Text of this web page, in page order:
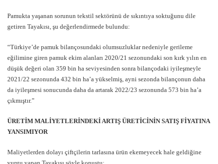
Pamukta yaşanan sorunun tekstil sektörünü de sıkıntıya soktuğunu dile
getiren Tayakısı, şu değerlendirmede bulundu:
“Türkiye’de pamuk bilançosundaki olumsuzluklar nedeniyle gerileme
eğilimine giren pamuk ekim alanları 2020/21 sezonundaki son kırk yılın en
düşük değeri olan 359 bin ha seviyesinden sonra bilançodaki iyileşmeyle
2021/22 sezonunda 432 bin ha’a yükselmiş, ayni sezonda bilançonun daha
da iyileşmesi sonucunda daha da artarak 2022/23 sezonunda 573 bin ha’a
çıkmıştır.”
ÜRETİM MALİYETLERİNDEKİ ARTIŞ ÜRETİCİNİN SATIŞ FİYATINA
YANSIMIYOR
Maliyetlerden dolayı çiftçilerin tarlasına ürün ekemeyecek hale geldiğine